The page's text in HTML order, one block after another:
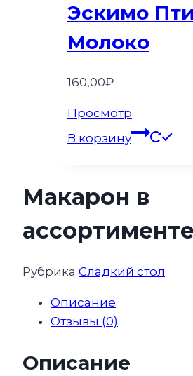
Эскимо
Молоко
160,00₽
Просмотр
В корзину
Макарон в
ассортименте
Рубрика Сладкий стол
Описание
Отзывы (0)
Описание